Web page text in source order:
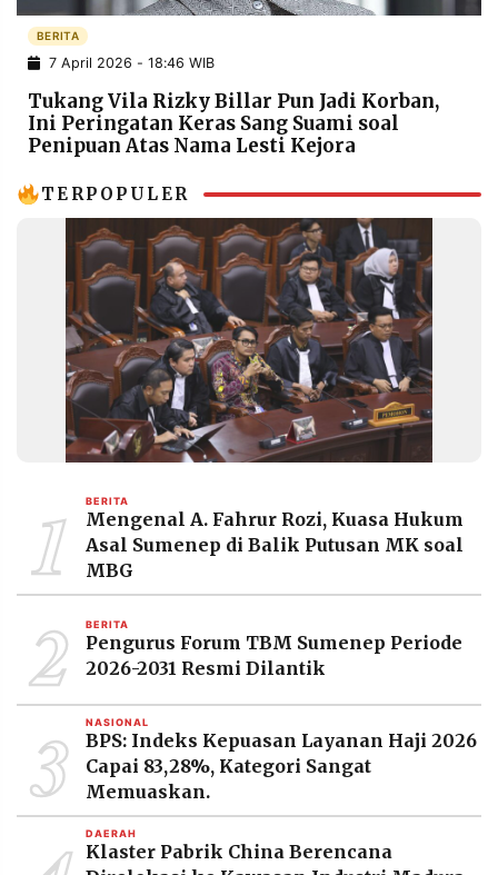
POLICY WARGA
INFORMASI
IKLAN
KIRIM
PENGADUAN TERM
OF
SERVICE
IKUTI
PRAMUDITA
Resolusi.co
-
2026
PT.
RESOLUSI
PRAMUDITA
BERITA
7 April 2026 - 18:46 WIB
Tukang Vila Rizky Billar Pun Jadi Korban,
Ini Peringatan Keras Sang Suami soal
Penipuan Atas Nama Lesti Kejora
TERPOPULER
1 BERITA
Mengenal A. Fahrur Rozi, Kuasa Hukum
Asal Sumenep di Balik Putusan MK soal
MBG
2 BERITA
Pengurus Forum TBM Sumenep Periode
2026-2031 Resmi Dilantik
3 NASIONAL
BPS: Indeks Kepuasan Layanan Haji 2026
Capai 83,28%, Kategori Sangat
Memuaskan.
DAERAH
Klaster Pabrik China Berencana